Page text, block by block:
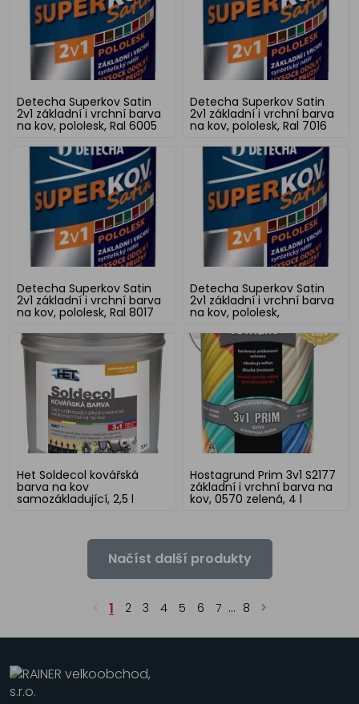
Detecha Superkov Satin
2v1 základní i vrchní barva
na kov, pololesk, Ral 6005
zelený mech, 5 kg
Detecha Superkov Satin
2v1 základní i vrchní barva
na kov, pololesk, Ral 7016
šedý antracid, 5 kg
Detecha Superkov Satin
2v1 základní i vrchní barva
na kov, pololesk, Ral 8017
hnědá čokoláda, 5 kg
Detecha Superkov Satin
2v1 základní i vrchní barva
na kov, pololesk,
červenohnědá, 5 kg
Het Soldecol kovářská
barva na kov
samozákladující, 2,5 l
Hostagrund Prim 3v1 S2177
základní i vrchní barva na
kov, 0570 zelená, 4 l
Načíst další produkty
1 2 3 4 5 6 7 ... 8